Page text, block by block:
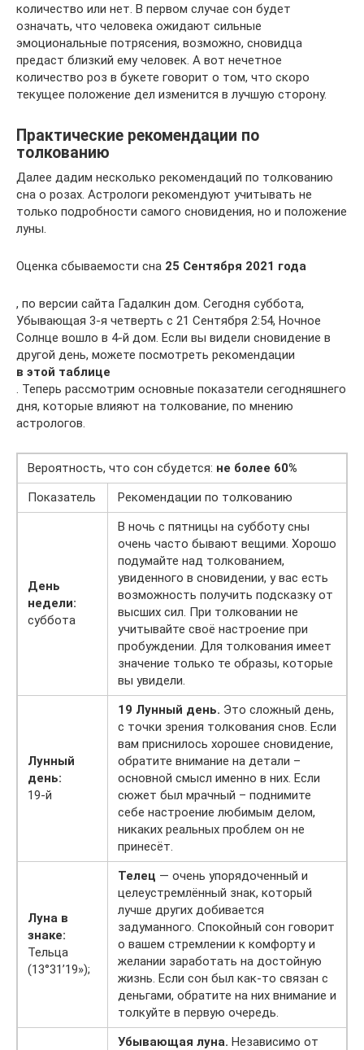
количество или нет. В первом случае сон будет
означать, что человека ожидают сильные
эмоциональные потрясения, возможно, сновидца
предаст близкий ему человек. А вот нечетное
количество роз в букете говорит о том, что скоро
текущее положение дел изменится в лучшую сторону.
Практические рекомендации по
толкованию
Далее дадим несколько рекомендаций по толкованию
сна о розах. Астрологи рекомендуют учитывать не
только подробности самого сновидения, но и положение
луны.
Оценка сбываемости сна 25 Сентября 2021 года
, по версии сайта Гадалкин дом. Сегодня суббота,
Убывающая 3-я четверть с 21 Сентября 2:54, Ночное
Солнце вошло в 4-й дом. Если вы видели сновидение в
другой день, можете посмотреть рекомендации
в этой таблице
. Теперь рассмотрим основные показатели сегодняшнего
дня, которые влияют на толкование, по мнению
астрологов.
Вероятность, что сон сбудется: не более 60%
Показатель
Рекомендации по толкованию
День
недели:
суббота
В ночь с пятницы на субботу сны
очень часто бывают вещими. Хорошо
подумайте над толкованием,
увиденного в сновидении, у вас есть
возможность получить подсказку от
высших сил. При толковании не
учитывайте своё настроение при
пробуждении. Для толкования имеет
значение только те образы, которые
вы увидели.
Лунный
день:
19-й
19 Лунный день. Это сложный день,
с точки зрения толкования снов. Если
вам приснилось хорошее сновидение,
обратите внимание на детали –
основной смысл именно в них. Если
сюжет был мрачный – поднимите
себе настроение любимым делом,
никаких реальных проблем он не
принесёт.
Луна в
знаке:
Тельца
(13°31’19»);
Телец — очень упорядоченный и
целеустремлённый знак, который
лучше других добивается
задуманного. Спокойный сон говорит
о вашем стремлении к комфорту и
желании заработать на достойную
жизнь. Если сон был как-то связан с
деньгами, обратите на них внимание и
толкуйте в первую очередь.
Убывающая луна. Независимо от